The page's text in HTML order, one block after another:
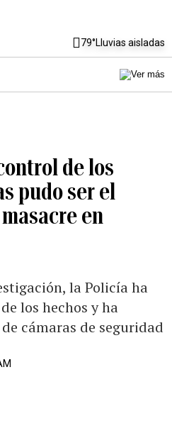
79°Lluvias aisladas
de los
pudo ser el
en
la Policía ha
los hechos y ha
cámaras de seguridad